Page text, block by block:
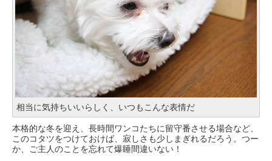
相当に気持ちいいらしく、いつもこんな表情だ
本格的な冬を迎え、長時間ワンコたちに留守番させる場合など、
このコタツをつけておけば、寂しさも少しまぎれるだろう。つー
か、ご主人のことを忘れて爆睡間違いない！